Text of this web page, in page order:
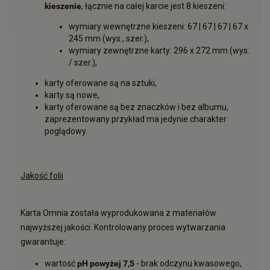
kieszenie, łącznie na całej karcie jest 8 kieszeni:
wymiary wewnętrzne kieszeni: 67 | 67 | 67 | 67 x
245 mm (wys., szer.),
wymiary zewnętrzne karty: 296 x 272 mm (wys.
/ szer.),
karty oferowane są na sztuki,
karty są nowe,
karty oferowane są bez znaczków i bez albumu,
zaprezentowany przykład ma jedynie charakter
poglądowy.
Jakość folii
Karta Omnia została wyprodukowana z materiałów
najwyższej jakości. Kontrolowany proces wytwarzania
gwarantuje:
wartośćpH powyżej 7,5 - brak odczynu kwasowego,